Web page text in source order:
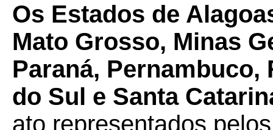
Os Estados de
Mato Grosso, Minas
Paraná, Pernambuco,
do Sul e Santa
ato representados